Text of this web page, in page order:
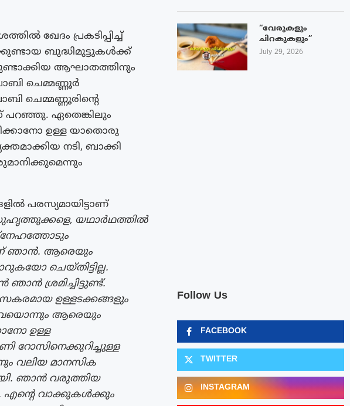
ഖേദം പ്രകടിപ്പിച്ച്
ബുദ്ധിമുട്ടുകൾക്ക്
ആഘാതത്തിനും
ചെമ്മണ്ണൂർ
ചെമ്മണ്ണൂരിന്റെ
പറഞ്ഞു. ഏതെങ്കിലും
ഉള്ള യാതൊരു
നടി, ബാക്കി
പരസ്യമായിട്ടാണ്
യഥാർഥത്തിൽ
ഞാൻ. ആരെയും
ചെയ്‌തിട്ടില്ല.
ശ്രമിച്ചിട്ടുണ്ട്.
ഉള്ളടക്കങ്ങളും
ആരെയും
ഉള്ള
റോസിനെക്കുറിച്ചുള്ള
വലിയ മാനസിക
ഞാൻ വരുത്തിയ
എൻ്റെ വാക്കുകൾക്കും
“വേരുകളും
ചിറകുകളും”
July 29, 2026
Follow Us
FACEBOOK
TWITTER
INSTAGRAM